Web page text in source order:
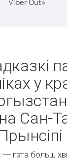
Viber Out»
у
Сан-
гэта больш